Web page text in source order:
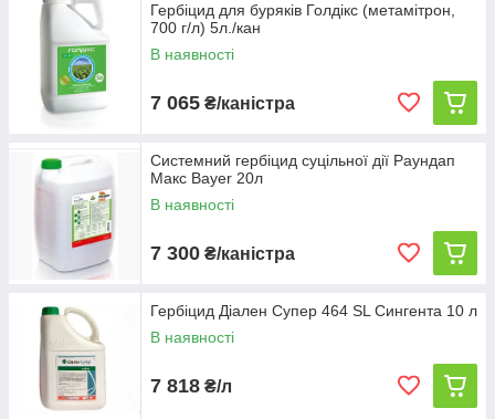
Гербіцид для буряків Голдікс (метамітрон,
700 г/л) 5л./кан
В наявності
7 065 ₴/каністра
Системний гербіцид суцільної дії Раундап
Макс Bayer 20л
В наявності
7 300 ₴/каністра
Гербіцид Діален Супер 464 SL Сингента 10 л
В наявності
7 818 ₴/л